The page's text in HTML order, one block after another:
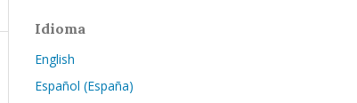
Idioma
English
Español (España)